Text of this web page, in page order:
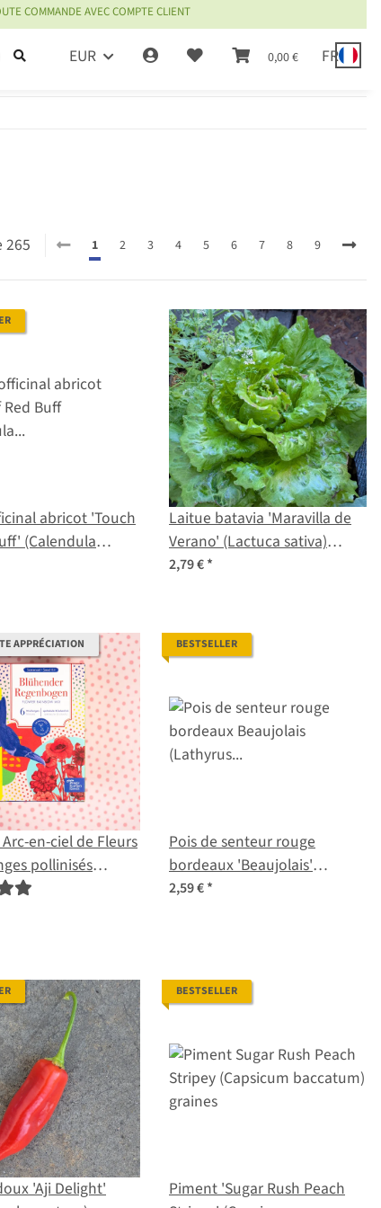
COMMANDE AVEC COMPTE CLIENT
EUR 0,00 € FR
265 1 2 3 4 5 6 7 8 9
abricot 'Touch
(Calendula
graines
Laitue batavia 'Maravilla de
Verano' (Lactuca sativa)
graines
2,79 €*
APPRÉCIATION
en-ciel de Fleurs
pollinisés
-
et colorés - Kit
BESTSELLER
Pois de senteur rouge
bordeaux 'Beaujolais'
(Lathyrus odoratus) graines
2,59 €*
'Aji Delight'
BESTSELLER
Piment 'Sugar Rush Peach